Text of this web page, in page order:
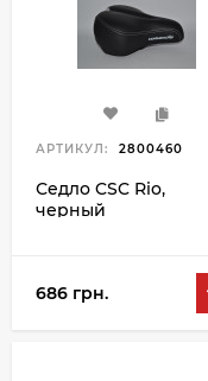
АРТИКУЛ: 2800460
Седло CSC Rio,
черный
686 грн.